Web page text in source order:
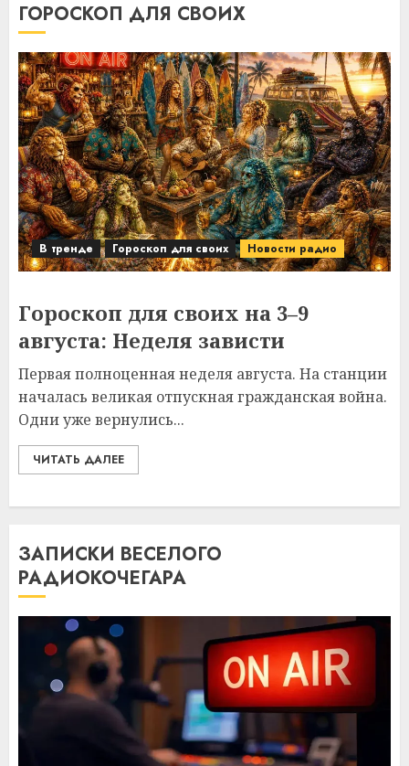
ГОРОСКОП ДЛЯ СВОИХ
В тренде Гороскоп для своих Новости радио
Гороскоп для своих на 3–9
августа: Неделя зависти
Первая полноценная неделя августа. На станции
началась великая отпускная гражданская война.
Одни уже вернулись...
ЧИТАТЬ ДАЛЕЕ
ЗАПИСКИ ВЕСЕЛОГО
РАДИОКОЧЕГАРА